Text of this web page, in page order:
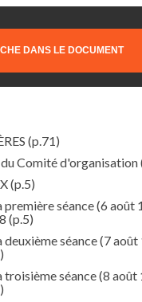
DANS LE DOCUMENT
(p.71)
Comité d'organisation
(p.5)
séance (6 août
(p.5)
séance (7
séance (8 août